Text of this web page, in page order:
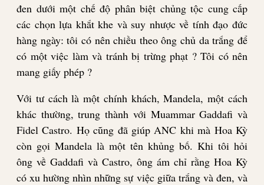
đen dưới một chế độ phân biệt chủng tộc cung cấp
các chọn lựa khắt khe và suy nhược về tính đạo đức
hàng ngày: tôi có nên chiều theo ông chủ da trắng để
có một việc làm và tránh bị trừng phạt ? Tôi có nên
mang giấy phép ?
Với tư cách là một chính khách, Mandela, một cách
khác thường, trung thành với Muammar Gaddafi và
Fidel Castro. Họ cũng đã giúp ANC khi mà Hoa Kỳ
còn gọi Mandela là một tên khủng bố. Khi tôi hỏi
ông về Gaddafi và Castro, ông ám chỉ rằng Hoa Kỳ
có xu hường nhìn những sự việc giữa trắng và đen, và